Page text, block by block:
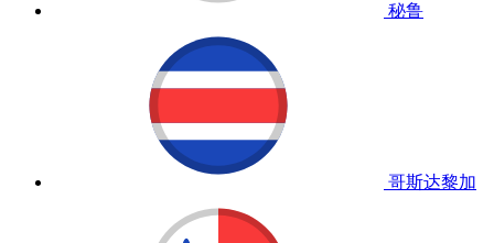
秘鲁
哥斯达黎加